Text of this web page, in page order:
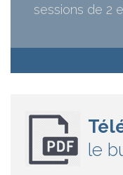
sessions de 2
le